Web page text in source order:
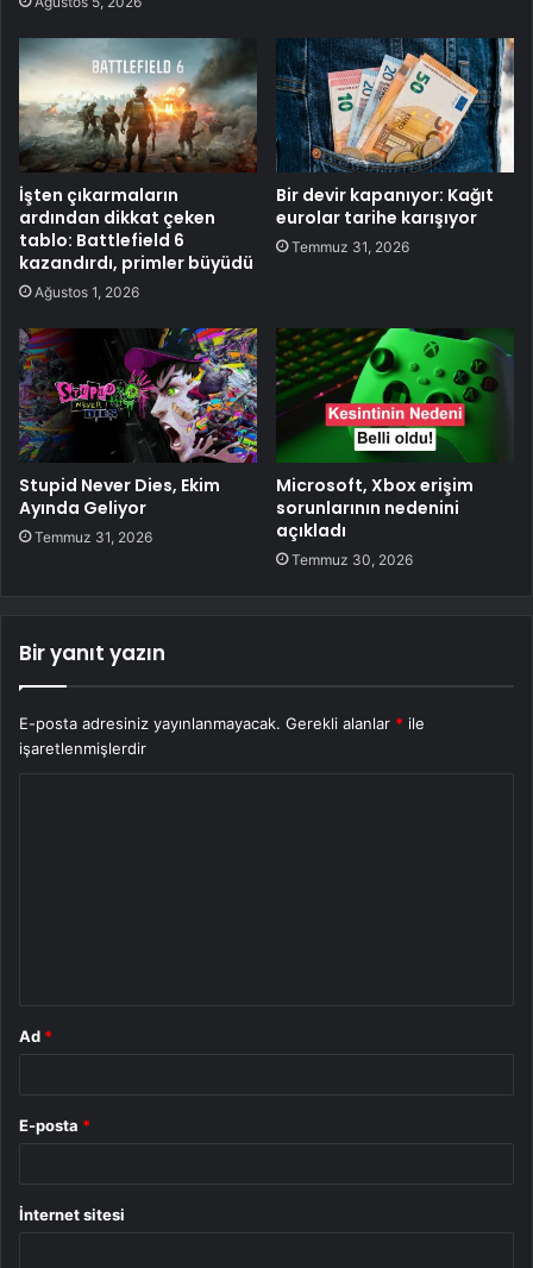
İşten çıkarmaların
ardından dikkat çeken
tablo: Battlefield 6
kazandırdı, primler büyüdü
Ağustos 1, 2026
Bir devir kapanıyor: Kağıt
eurolar tarihe karışıyor
Temmuz 31, 2026
Stupid Never Dies, Ekim
Ayında Geliyor
Temmuz 31, 2026
Microsoft, Xbox erişim
sorunlarının nedenini
açıkladı
Temmuz 30, 2026
Bir yanıt yazın
E-posta adresiniz yayınlanmayacak. Gerekli alanlar * ile
işaretlenmişlerdir
Ad *
E-posta *
İnternet sitesi